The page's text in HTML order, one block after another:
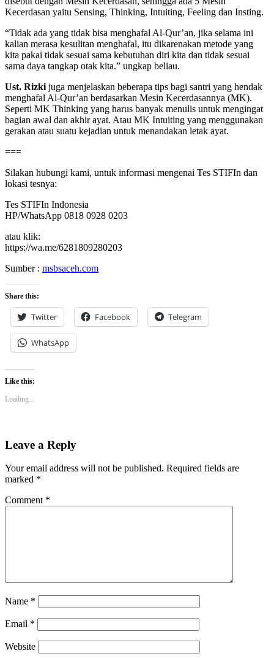
Kecerdasan yaitu Sensing, Thinking, Intuiting, Feeling dan Insting.
“Tidak ada yang tidak bisa menghafal Al-Qur’an, jika selama ini
kalian merasa kesulitan menghafal, itu dikarenakan metode yang
kita pakai tidak sesuai sama kebutuhan diri kita dan tidak sesuai
sama daya tangkap otak kita.” ungkap beliau.
Ust. Rizki juga menjelaskan beberapa tips bagi santri yang hendak
menghafal Al-Qur’an berdasarkan Mesin Kecerdasannya (MK).
Seperti MK Thinking yang harus banyak menulis untuk mengingat
bagian awal dan akhir ayat. Atau MK Intuiting yang menggunakan
gerakan atau suatu kejadian untuk menandakan letak ayat.
===
Silakan hubungi kami, untuk informasi mengenai Tes STIFIn dan
lokasi tesnya:
Tes STIFIn Indonesia
HP/WhatsApp 0818 0928 0203
atau klik:
https://wa.me/6281809280203
Sumber : msbsaceh.com
Share this:
Twitter Facebook Telegram
WhatsApp
Like this:
Loading...
Leave a Reply
Your email address will not be published. Required fields are
marked *
Comment *
Name *
Email *
Website